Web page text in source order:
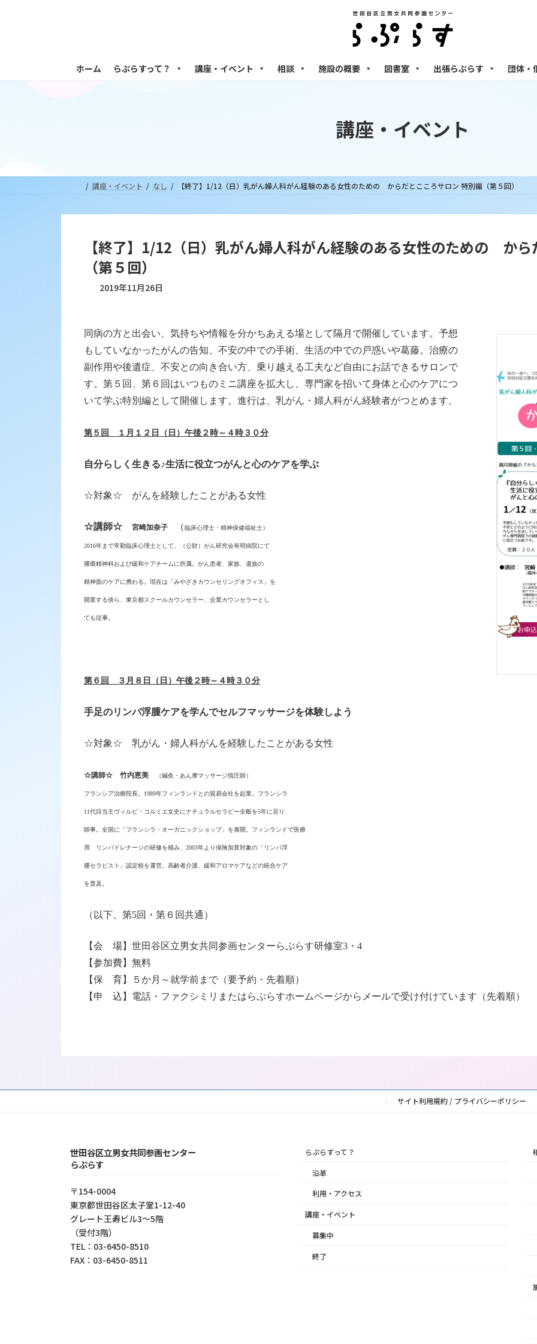
へ
ョ
ホーム らぷらすって？ 講座・イベント 相談 施設の概要 図書室 出張らぷらす 団体・
講座・イベント
講座・イベント なし 【終了】1/12（日）乳がん婦人科がん経験のある女性のための からだとこころサロン 特別編（第５回）
【終了】1/12（日）乳がん婦人科がん経験のある女性のための か
（第５回）
2019年11月26日
同病の方と出会い、気持ちや情報を分かちあえる場として隔月で開催しています。予想
もしていなかったがんの告知、不安の中での手術、生活の中での戸惑いや葛藤。治療の
副作用や後遺症、不安との向き合い方、乗り越える工夫など自由にお話できるサロンで
す。第５回、第６回はいつものミニ講座を拡大し、専門家を招いて身体と心のケアにつ
いて学ぶ特別編として開催します。進行は、乳がん・婦人科がん経験者がつとめます 。
第５回 １ 月１２ 日（日）午後２ 時～４ 時３０分
自分らしく生きる♪生活に役立つがんと心のケアを学ぶ
☆対象☆ がんを経験したことがある女性
☆講師☆宮崎加奈子 （臨床心理士・精神保健福祉士）
2016年まで常勤臨床心理士として、（公財）がん研究会有明病院にて
腫瘍精神科および緩和ケアチームに所属。がん患者、家族、遺族の
精神面のケアに携わる。現在は「みやざきカウンセリングオフィス」を
開業する傍ら、東京都スクールカウンセラー、企業カウンセラーとし
ても従事。
第６回 ３ 月８ 日（日）午後２ 時～４ 時３０分
手足のリンパ浮腫ケアを学んでセルフマッサージを体験しよう
☆対象☆乳がん・婦人科がんを経験したことがある女性
☆講師☆ 竹内恵美 （鍼灸・あん摩マッサージ指圧師）
フランシア治療院長。 1989年フィンランドとの貿易会社を起業。フランシラ
11代目当主ヴィルピ・コルミエ女史にナチュラルセラピー全般を5年に亘り
師事。全国に「フランシラ・オーガニックショップ」を展開。フィンランドで医療
用 リンパドレナージの研修を積み、2003年より保険加算対象の「リンパ浮
腫セラピスト」認定校を運営。高齢者介護、緩和アロマケアなどの統合ケア
を普及。
（以下、第5回・第６回共通）
【会 場】世田谷区立男女共同参画センターらぷらす研修室3 ・4
【参加費】無料
【保 育】５か月～就学前まで（要予約・先着順）
【申 込】 電話・ファクシミリまたはらぷらすホームページからメールで受け付けています（先着順）
サイト利用規約 / プライバシーポリシー
世田谷区立男女共同参画センター
らぷらす
〒154-0004
東京都世⽥⾕区太⼦堂1-12-40
グレート王寿ビル3～5階
（受付3階）
TEL：03-6450-8510
FAX：03-6450-8511
らぷらすって？
沿革
利用・アクセス
講座・イベント
募集中
終了